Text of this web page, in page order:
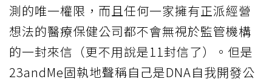
測的唯一權限，而且任何一家擁有正派經營
想法的醫療保健公司都不會無視於監管機構
的一封來信（更不用說是11封信了）。但是
23andMe固執地聲稱自己是DNA自我開發公